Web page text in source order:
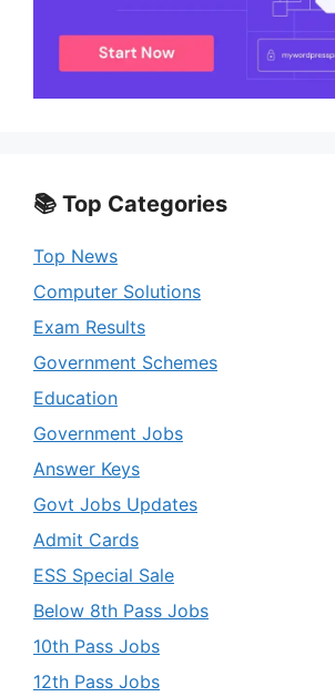
📚 Top Categories
Top News
Computer Solutions
Exam Results
Government Schemes
Education
Government Jobs
Answer Keys
Govt Jobs Updates
Admit Cards
ESS Special Sale
Below 8th Pass Jobs
10th Pass Jobs
12th Pass Jobs